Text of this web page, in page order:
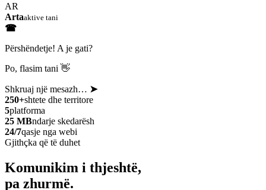
AR
Artaaktive tani
☎
Përshëndetje! A je gati?
Po, flasim tani 👋
Shkruaj një mesazh… ➤
250+shtete dhe territore
5platforma
25 MBndarje skedarësh
24/7qasje nga webi
Gjithçka që të duhet
Komunikim i thjeshtë,
pa zhurmë.